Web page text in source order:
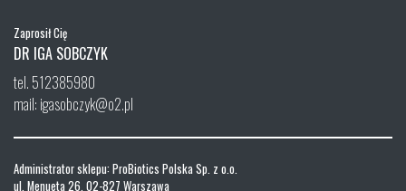
Zaprosił Cię
DR IGA SOBCZYK
tel. 512385980
mail: igasobczyk@o2.pl
Administrator sklepu: ProBiotics Polska Sp. z o.o.
ul. Menueta 26, 02-827 Warszawa